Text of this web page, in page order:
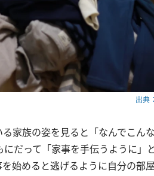
出典
家族の姿を見ると「なんでこん
だって「家事を手伝うように」
始めると逃げるように自分の部